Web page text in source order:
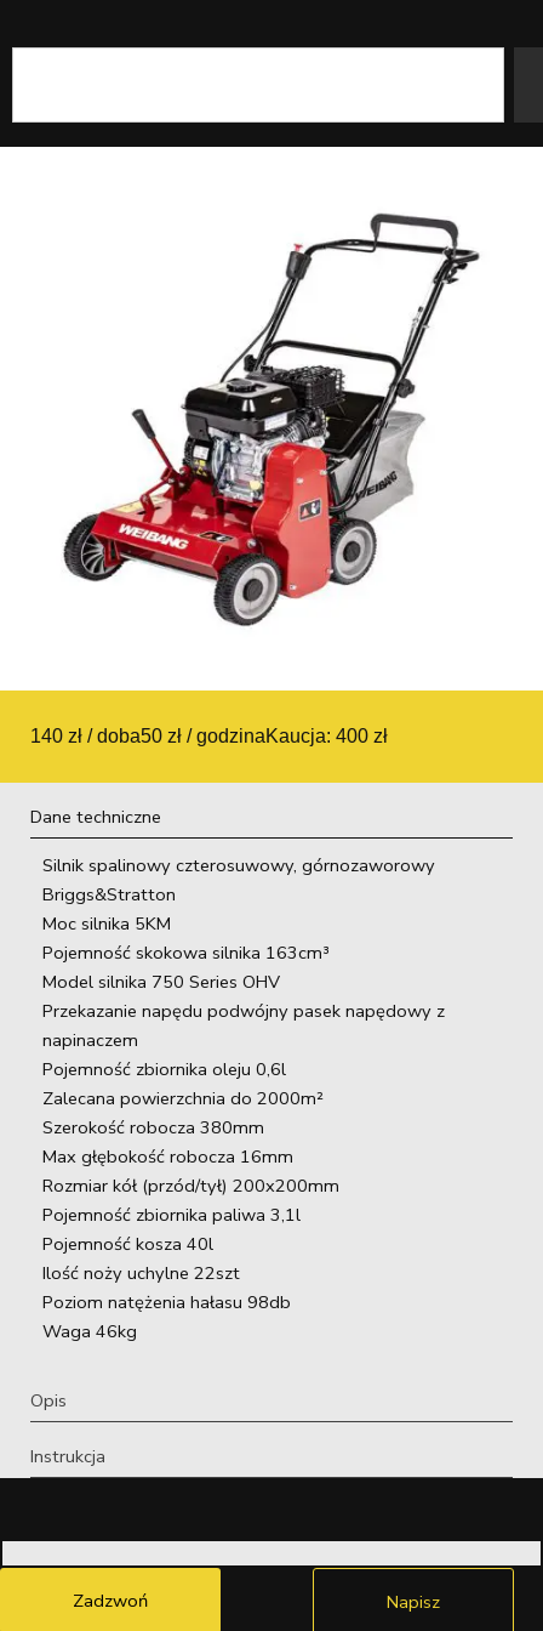
140 zł / doba50 zł / godzinaKaucja: 400 zł
Dane techniczne
Opis
Instrukcja
Silnik spalinowy czterosuwowy, górnozaworowy
Briggs&Stratton
Moc silnika 5KM
Pojemność skokowa silnika 163cm³
Model silnika 750 Series OHV
Przekazanie napędu podwójny pasek napędowy z
napinaczem
Pojemność zbiornika oleju 0,6l
Zalecana powierzchnia do 2000m²
Szerokość robocza 380mm
Max głębokość robocza 16mm
Rozmiar kół (przód/tył) 200x200mm
Pojemność zbiornika paliwa 3,1l
Pojemność kosza 40l
Ilość noży uchylne 22szt
Poziom natężenia hałasu 98db
Waga 46kg
Zadzwoń Napisz